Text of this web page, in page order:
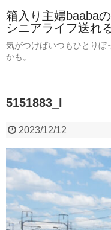
箱入り主婦baaba
シニアライフ送れ
気がつけばいつもひとりぼ
かも。
5151883_l
2023/12/12